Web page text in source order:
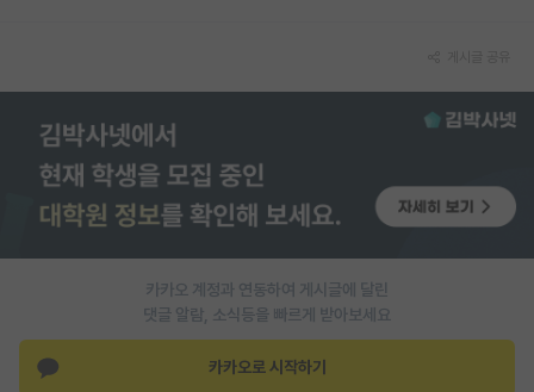
학술 정보 게시판
홍보 게시판
커리어
재팬라운지 🌸
카카오 계정과 연동하여 게시글에 달린
댓글 알람, 소식등을 빠르게 받아보세요
카카오로 시작하기